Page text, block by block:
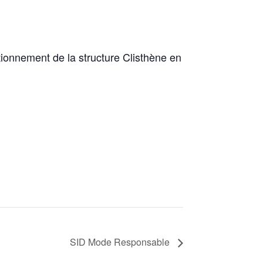
de la structure Clisthène en
SID Mode Responsable